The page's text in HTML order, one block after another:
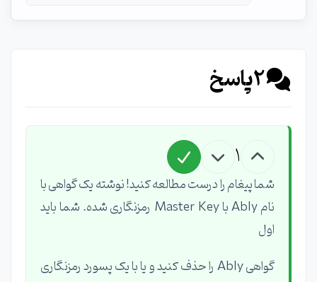
2پاسخ
1
شما پیغام را درست مطالعه کنید! نوشته یک گواهی با
نام Ably با Master Key رمزنگاری شده. شما باید
اول
گواهی Ably را حذف کنید و یا با یک پسورد رمزنگاری